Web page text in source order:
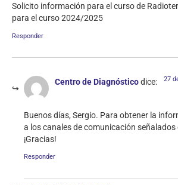
Solicito información para el curso de
para el curso 2024/2025
Responder
Centro de Diagnósticodice: 27
Buenos días, Sergio. Para obtener la
a los canales de comunicación
¡Gracias!
Responder